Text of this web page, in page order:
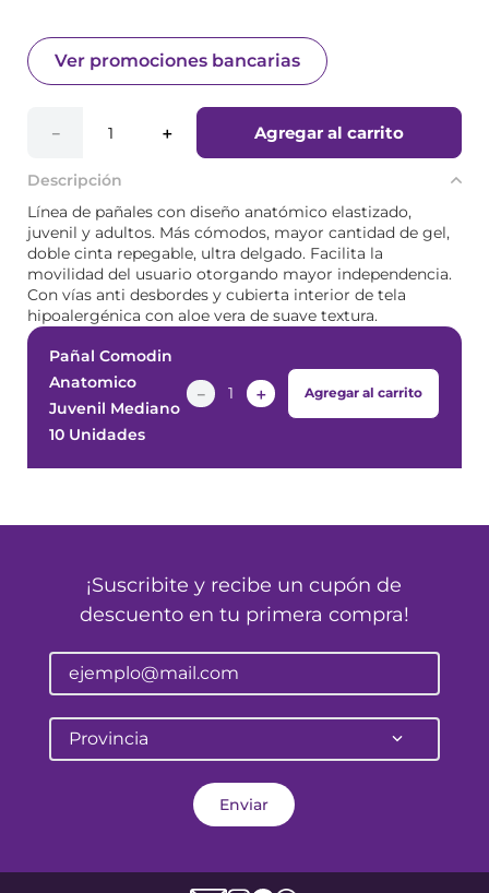
＋
－ Agregar al carrito
Descripción
Línea de pañales con diseño anatómico elastizado,
juvenil y adultos. Más cómodos, mayor cantidad de gel,
doble cinta repegable, ultra delgado. Facilita la
movilidad del usuario otorgando mayor independencia.
Con vías anti desbordes y cubierta interior de tela
hipoalergénica con aloe vera de suave textura.
Pañal Comodin
Anatomico
Juvenil Mediano
10 Unidades
＋
－ Agregar al carrito
¡Suscribite y recibe un cupón de
descuento en tu primera compra!
Provincia
Enviar